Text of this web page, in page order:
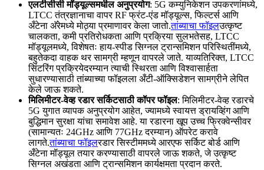
एलटीसीसी मॉड्यूल्समधील अनुप्रयोग: 5G कम्युनिकेशन उपकरणांमध्ये,
LTCC तंत्रज्ञानाचा वापर RF फ्रंट-एंड मॉड्यूल्स, फिल्टर्स आणि
अँटेना अ‍ॅरेमध्ये मोठ्या प्रमाणावर केला जातो.तांब्याचा फॉइलउत्कृष्ट
चालकता, कमी प्रतिरोधकता आणि प्रक्रिया सुलभतेसह, LTCC
मॉड्यूलमध्ये, विशेषतः हाय-स्पीड सिग्नल ट्रान्समिशन परिस्थितींमध्ये,
बहुतेकदा वाहक थर सामग्री म्हणून वापरले जाते. याव्यतिरिक्त, LTCC
सिंटरिंग प्रक्रियेदरम्यान त्याची स्थिरता आणि विश्वासार्हता
सुधारण्यासाठी तांब्याच्या फॉइलला अँटी-ऑक्सिडेशन सामग्रीने लेपित
केले जाऊ शकते.
मिलिमीटर-वेव्ह रडार सर्किटसाठी कॉपर फॉइल: मिलिमीटर-वेव्ह रडारचे
5G युगात व्यापक अनुप्रयोग आहेत, ज्यामध्ये स्वायत्त ड्रायव्हिंग आणि
बुद्धिमान सुरक्षा यांचा समावेश आहे. या रडारना खूप उच्च फ्रिक्वेन्सीवर
(सामान्यतः 24GHz आणि 77GHz दरम्यान) ऑपरेट करावे
लागते.तांब्याचा फॉइलरडार सिस्टीममध्ये आरएफ सर्किट बोर्ड आणि
अँटेना मॉड्यूल तयार करण्यासाठी वापरले जाऊ शकते, जे उत्कृष्ट
सिग्नल अखंडता आणि ट्रान्समिशन कार्यक्षमता प्रदान करते.